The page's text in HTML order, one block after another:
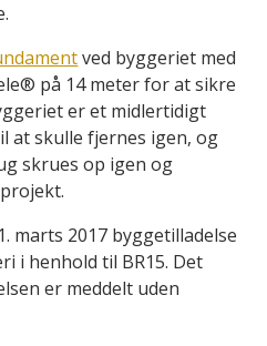
ved byggeriet med
på 14 meter for at sikre
er et midlertidigt
at skulle fjernes igen, og
skrues op igen og
marts 2017 byggetilladelse
i henhold til BR15. Det
er meddelt uden